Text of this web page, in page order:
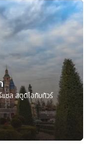
ซล สตูดิโอกับทัวร์